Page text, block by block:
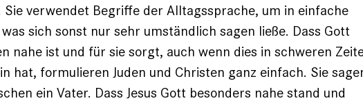
Sie verwendet Begriffe der Alltagssprache, um in einfache
sich sonst nur sehr umständlich sagen ließe. Dass Gott
nahe ist und für sie sorgt, auch wenn dies in schweren
hat, formulieren Juden und Christen ganz einfach. Sie
ein Vater. Dass Jesus Gott besonders nahe stand und